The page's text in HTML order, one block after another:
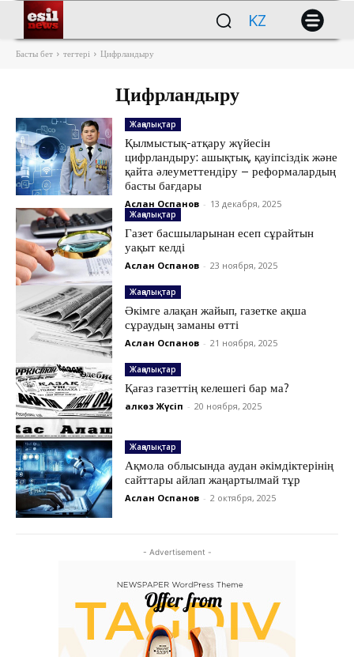
KZ
Басты бет тегтері Цифрландыру
Цифрландыру
- Advertisement -
Жаңалықтар
Қылмыстық-атқару жүйесін
цифрландыру: ашықтық, қауіпсіздік және
қайта әлеуметтендіру – реформалардың
басты бағдары
Аслан Оспанов - 13 декабря, 2025
Жаңалықтар
Газет басшыларынан есеп сұрайтын
уақыт келді
Аслан Оспанов - 23 ноября, 2025
Жаңалықтар
Әкімге алақан жайып, газетке ақша
сұраудың заманы өтті
Аслан Оспанов - 21 ноября, 2025
Жаңалықтар
Қағаз газеттің келешегі бар ма?
Қалкөз Жүсіп - 20 ноября, 2025
Жаңалықтар
Ақмола облысында аудан әкімдіктерінің
сайттары айлап жаңартылмай тұр
Аслан Оспанов - 2 октября, 2025